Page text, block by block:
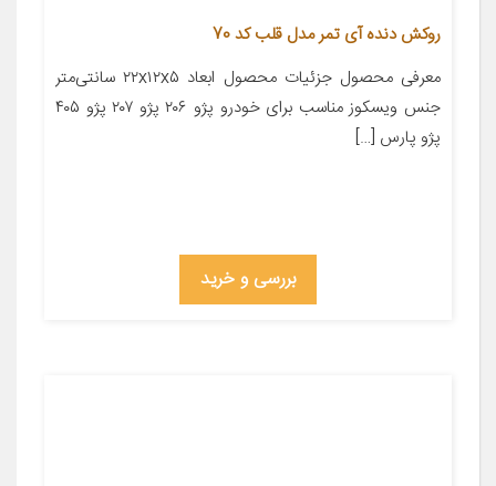
روکش دنده آی تمر مدل قلب کد 70
معرفی محصول جزئیات محصول ابعاد ۲۲x۱۲x۵ سانتی‌متر
جنس ویسکوز مناسب برای خودرو پژو ۲۰۶ پژو ۲۰۷ پژو ۴۰۵
پژو پارس […]
بررسی و خرید